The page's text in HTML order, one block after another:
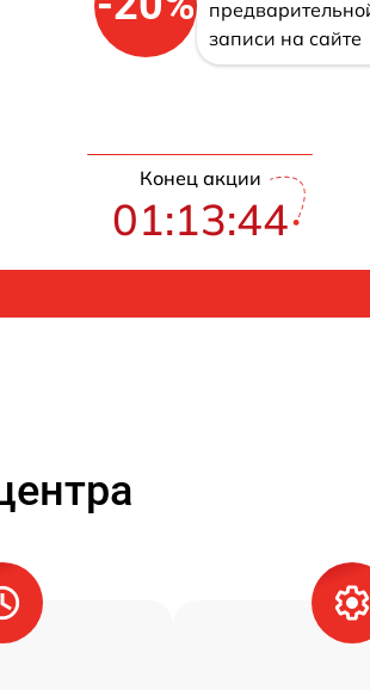
записи на сайте
Конец акции
01:13:43